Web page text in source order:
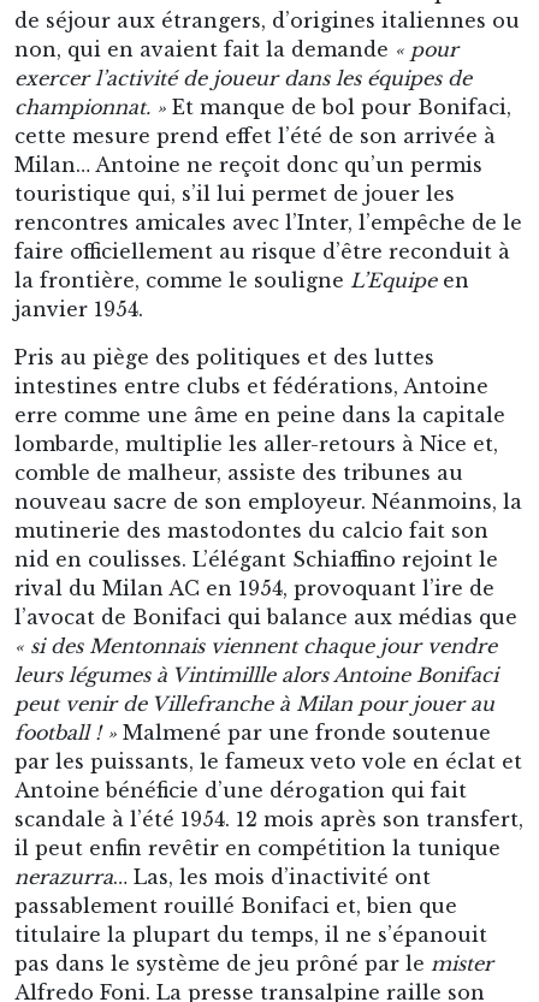
de séjour aux étrangers, d’origines italiennes ou
non, qui en avaient fait la demande « pour
exercer l’activité de joueur dans les équipes de
championnat. » Et manque de bol pour Bonifaci,
cette mesure prend effet l’été de son arrivée à
Milan… Antoine ne reçoit donc qu’un permis
touristique qui, s’il lui permet de jouer les
rencontres amicales avec l’Inter, l’empêche de le
faire officiellement au risque d’être reconduit à
la frontière, comme le souligne L’Equipeen
janvier 1954.
Pris au piège des politiques et des luttes
intestines entre clubs et fédérations, Antoine
erre comme une âme en peine dans la capitale
lombarde, multiplie les aller-retours à Nice et,
comble de malheur, assiste des tribunes au
nouveau sacre de son employeur. Néanmoins, la
mutinerie des mastodontes du calcio fait son
nid en coulisses. L’élégant Schiaffino rejoint le
rival du Milan AC en 1954, provoquant l’ire de
l’avocat de Bonifaci qui balance aux médias que
« si des Mentonnais viennent chaque jour vendre
leurs légumes à Vintimillle alors Antoine Bonifaci
peut venir de Villefranche à Milan pour jouer au
football ! » Malmené par une fronde soutenue
par les puissants, le fameux veto vole en éclat et
Antoine bénéficie d’une dérogation qui fait
scandale à l’été 1954. 12 mois après son transfert,
il peut enfin revêtir en compétition la tunique
nerazurra… Las, les mois d’inactivité ont
passablement rouillé Bonifaci et, bien que
titulaire la plupart du temps, il ne s’épanouit
pas dans le système de jeu prôné par le mister
Alfredo Foni. La presse transalpine raille son